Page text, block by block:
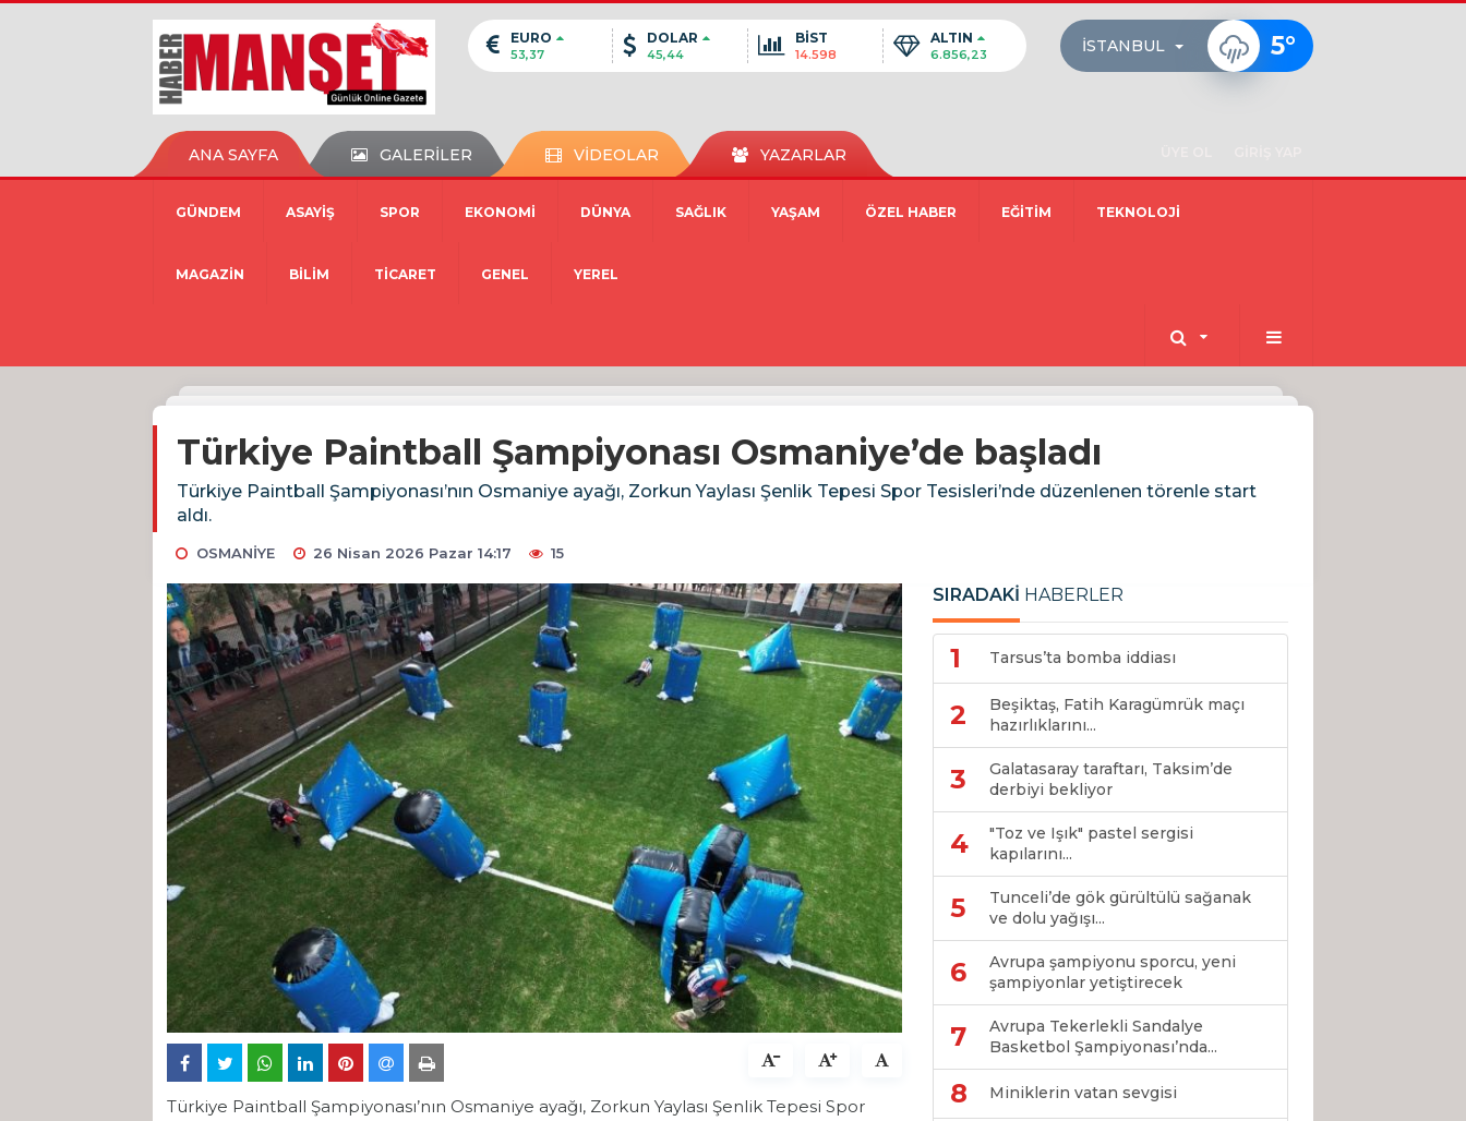
EURO
53,37
DOLAR
45,44
BİST
14.598
ALTIN
6.856,23 İSTANBUL 5°
ANA SAYFA GALERİLER VİDEOLAR YAZARLAR
GÜNDEM ASAYİŞ SPOR EKONOMİ DÜNYA SAĞLIK YAŞAM ÖZEL HABER EĞİTİM TEKNOLOJİ
MAGAZİN BİLİM TİCARET GENEL YEREL
Türkiye Paintball Şampiyonası Osmaniye’de başladı
Türkiye Paintball Şampiyonası’nın Osmaniye ayağı, Zorkun Yaylası Şenlik Tepesi Spor Tesisleri’nde düzenlenen törenle start
aldı.
OSMANİYE 26 Nisan 2026 Pazar 14:17 15
Türkiye Paintball Şampiyonası’nın Osmaniye ayağı, Zorkun Yaylası Şenlik Tepesi Spor
SIRADAKİ HABERLER
1 Tarsus’ta bomba iddiası
2
Beşiktaş, Fatih Karagümrük maçı
hazırlıklarını...
3
Galatasaray taraftarı, Taksim’de
derbiyi bekliyor
4
"Toz ve Işık" pastel sergisi
kapılarını...
5
Tunceli’de gök gürültülü sağanak
ve dolu yağışı...
6
Avrupa şampiyonu sporcu, yeni
şampiyonlar yetiştirecek
7
Avrupa Tekerlekli Sandalye
Basketbol Şampiyonası’nda...
8 Miniklerin vatan sevgisi